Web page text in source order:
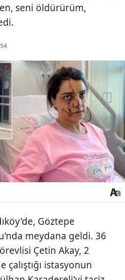
seni öldürürüm,
Göztepe
meydana geldi. 36
Çetin Akay, 2
çalıştığı istasyonun